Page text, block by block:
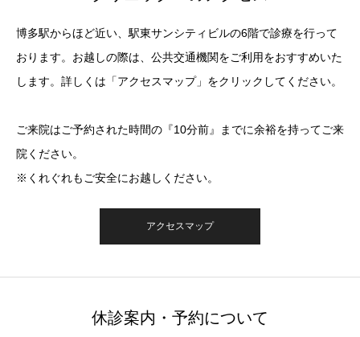
博多駅からほど近い、駅東サンシティビルの6階で診療を行って
おります。お越しの際は、公共交通機関をご利用をおすすめいた
します。詳しくは「アクセスマップ」をクリックしてください。
ご来院はご予約された時間の『10分前』までに余裕を持ってご来
院ください。
※くれぐれもご安全にお越しください。
アクセスマップ
休診案内・予約について